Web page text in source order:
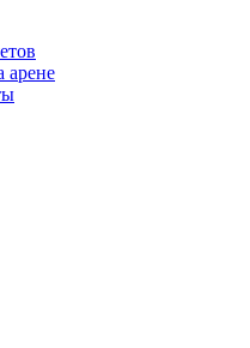
арене